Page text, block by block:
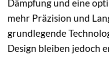
Dämpfung und eine
mehr Präzision und
grundlegende
Design bleiben jedoch